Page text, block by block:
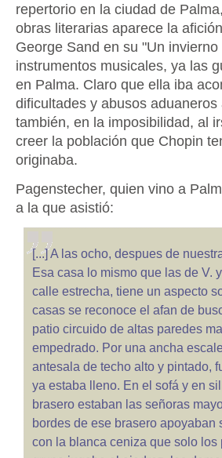
repertorio en la ciudad de
obras literarias aparece la
George Sand en su "Un
instrumentos musicales, ya las
en Palma. Claro que ella iba
dificultades y abusos
también, en la imposibilidad, al
creer la población que Chopin
originaba.
Pagenstecher, quien vino a
a la que asistió:
[...] A las ocho, despues de
Esa casa lo mismo que las de V.
calle estrecha, tiene un aspecto
casas se reconoce el afan de
patio circuido de altas paredes
empedrado. Por una ancha
antesala de techo alto y pintado,
ya estaba lleno. En el sofá y en
brasero estaban las señoras
bordes de ese brasero
con la blanca ceniza que solo los